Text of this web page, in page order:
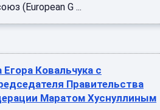
(European G ...
Ковальчука с
Правительства
Маратом Хуснуллиным